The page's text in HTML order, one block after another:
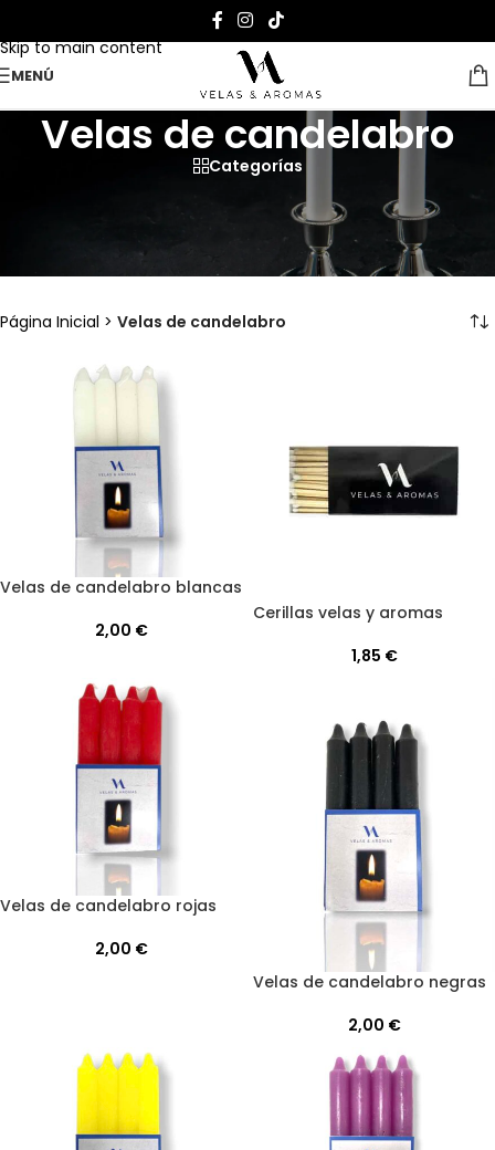
Skip to main content
MENÚ
Velas de candelabro
Categorías
¡Ilumina tu hogar con nuestras
elegantes velas de candelabro en
diferentes colores!
Página Inicial > Velas de candelabro
Velas de candelabro blancas
2,00 €
Cerillas velas y aromas
1,85 €
Velas de candelabro rojas
2,00 €
Velas de candelabro negras
2,00 €